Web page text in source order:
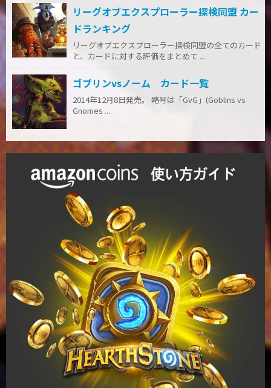
リーグオブエクスプローラー探検同盟 カー
ドランキング
リーグオブエクスプローラー探検同盟の全てのカード
と、カードに対する評価をまとめて ...
ゴブリンvsノーム カード一覧
2014年12月8日発売。 略号は「GvG」(Goblins vs
Gnomes ...